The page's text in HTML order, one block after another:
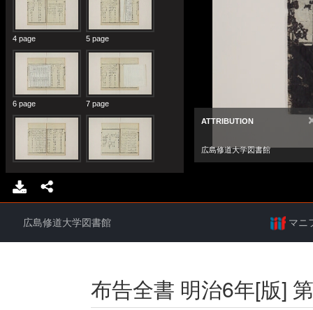
広島修道大学図書館 マニ
布告全書 明治6年[版]